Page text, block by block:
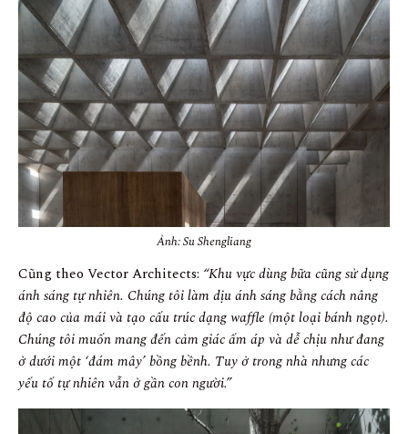
Ảnh: Su Shengliang
Cũng theo Vector Architects: “Khu vực dùng bữa cũng sử dụng
ánh sáng tự nhiên. Chúng tôi làm dịu ánh sáng bằng cách nâng
độ cao của mái và tạo cấu trúc dạng waffle (một loại bánh ngọt).
Chúng tôi muốn mang đến cảm giác ấm áp và dễ chịu như đang
ở dưới một ‘đám mây’ bồng bềnh. Tuy ở trong nhà nhưng các
yếu tố tự nhiên vẫn ở gần con người.”